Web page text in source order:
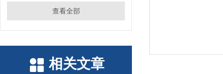
查看全部
相关文章